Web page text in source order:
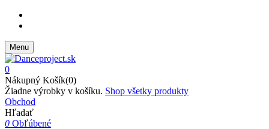
Menu
0
Nákupný Košík(0)
Žiadne výrobky v košíku. Shop všetky produkty
Obchod
Hľadať
0 Obľúbené